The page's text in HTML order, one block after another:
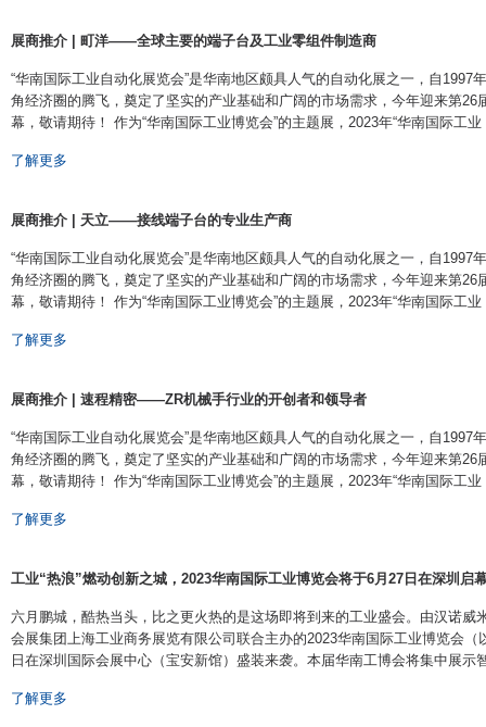
展商推介 | 町洋——全球主要的端子台及工业零组件制造商
“华南国际工业自动化展览会”是华南地区颇具人气的自动化展之一，自1997
角经济圈的腾飞，奠定了坚实的产业基础和广阔的市场需求，今年迎来第26
幕，敬请期待！ 作为“华南国际工业博览会”的主题展，2023年“华南国际工业
了解更多
展商推介 | 天立——接线端子台的专业生产商
“华南国际工业自动化展览会”是华南地区颇具人气的自动化展之一，自1997
角经济圈的腾飞，奠定了坚实的产业基础和广阔的市场需求，今年迎来第26
幕，敬请期待！ 作为“华南国际工业博览会”的主题展，2023年“华南国际工业
了解更多
展商推介 | 速程精密——ZR机械手行业的开创者和领导者
“华南国际工业自动化展览会”是华南地区颇具人气的自动化展之一，自1997
角经济圈的腾飞，奠定了坚实的产业基础和广阔的市场需求，今年迎来第26
幕，敬请期待！ 作为“华南国际工业博览会”的主题展，2023年“华南国际工业
了解更多
工业“热浪”燃动创新之城，2023华南国际工业博览会将于6月27日在深圳启
六月鹏城，酷热当头，比之更火热的是这场即将到来的工业盛会。由汉诺威
会展集团上海工业商务展览有限公司联合主办的2023华南国际工业博览会（
日在深圳国际会展中心（宝安新馆）盛装来袭。本届华南工博会将集中展示智
了解更多